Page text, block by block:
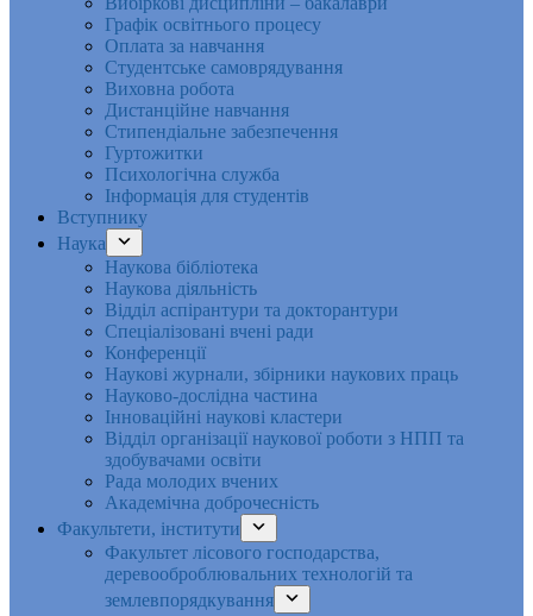
Графік освітнього процесу
Оплата за навчання
Студентське самоврядування
Виховна робота
Дистанційне навчання
Стипендіальне забезпечення
Гуртожитки
Психологічна служба
Інформація для студентів
Вступнику
Наука
Наукова бібліотека
Наукова діяльність
Відділ аспірантури та докторантури
Спеціалізовані вчені ради
Конференції
Наукові журнали, збірники наукових праць
Науково-дослідна частина
Інноваційні наукові кластери
Відділ організації наукової роботи з НПП та
здобувачами освіти
Рада молодих вчених
Академічна доброчесність
Факультети, інститути
Факультет лісового господарства,
деревооброблювальних технологій та
землевпорядкування